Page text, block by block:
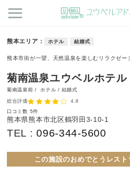
熊本エリア ホテル 結婚式
熊本市街が一望、天然温泉を楽しむリラクゼー
菊南温泉ユウベルホテル
菊南温泉前 / ホテル / 結婚式
総合評価
4.8
口コミ数 5件
熊本県熊本市北区鶴羽田3-10-1
TEL :096-344-5600
この施設のおめでとうレス